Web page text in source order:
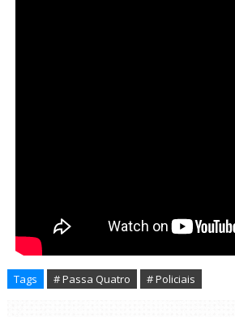
Tags # Passa Quatro # Policiais